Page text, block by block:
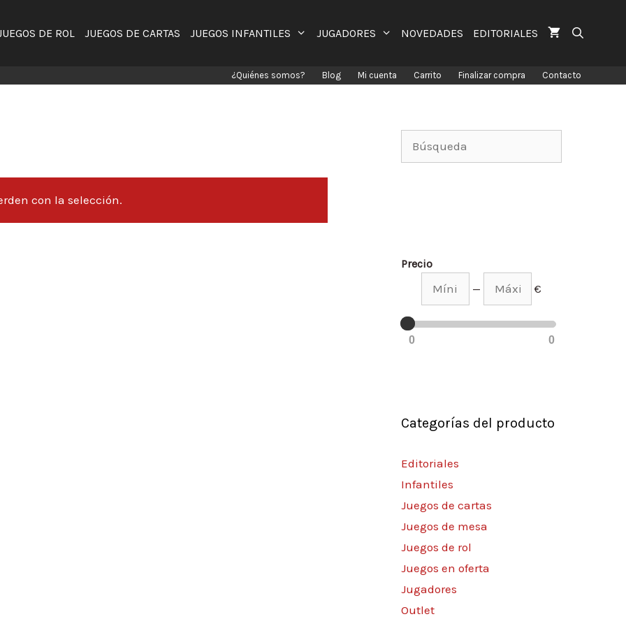
DE ROL JUEGOS DE CARTAS JUEGOS INFANTILES JUGADORES NOVEDADES EDITORIALES
¿Quiénes somos? Blog Mi cuenta Carrito Finalizar compra Contacto
con la selección.
Precio
— €
0 0
Categorías del producto
Editoriales
Infantiles
Juegos de cartas
Juegos de mesa
Juegos de rol
Juegos en oferta
Jugadores
Outlet